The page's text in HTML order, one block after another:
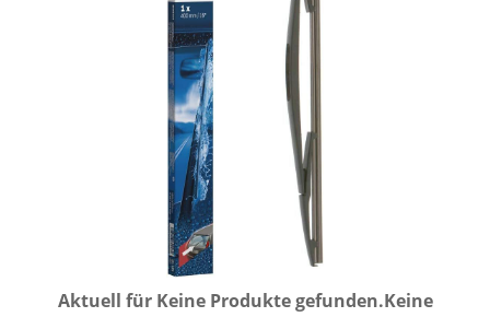
Aktuell für Keine Produkte gefunden.Keine